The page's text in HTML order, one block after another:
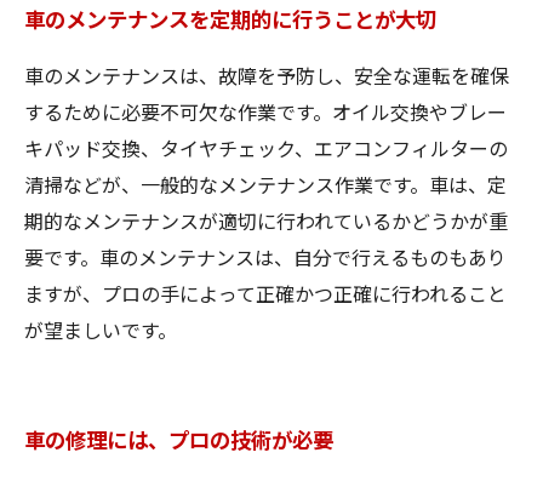
車のメンテナンスを定期的に行うことが大切
車のメンテナンスは、故障を予防し、安全な運転を確保
するために必要不可欠な作業です。オイル交換やブレー
キパッド交換、タイヤチェック、エアコンフィルターの
清掃などが、一般的なメンテナンス作業です。車は、定
期的なメンテナンスが適切に行われているかどうかが重
要です。車のメンテナンスは、自分で行えるものもあり
ますが、プロの手によって正確かつ正確に行われること
が望ましいです。
車の修理には、プロの技術が必要